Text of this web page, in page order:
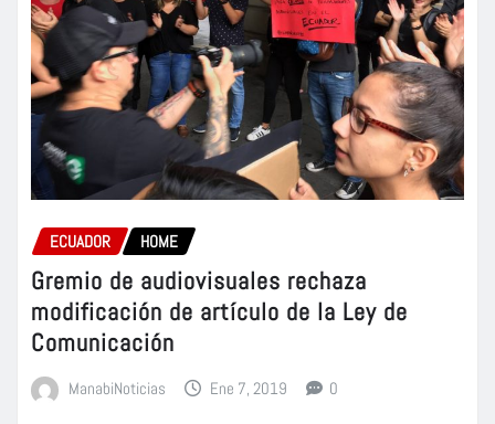
ECUADOR HOME
Gremio de audiovisuales rechaza
modificación de artículo de la Ley de
Comunicación
ManabiNoticias Ene 7, 2019 0